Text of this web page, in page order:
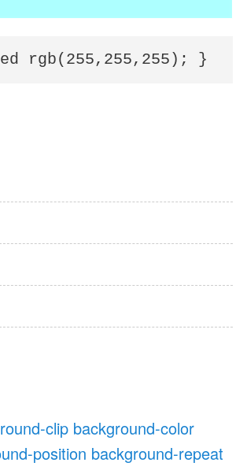
rgb(255,255,255); }
clip background-color
position background-repeat